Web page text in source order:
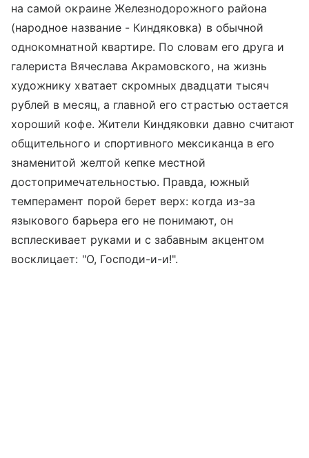
на самой окраине Железнодорожного района
(народное название - Киндяковка) в обычной
однокомнатной квартире. По словам его друга и
галериста Вячеслава Акрамовского, на жизнь
художнику хватает скромных двадцати тысяч
рублей в месяц, а главной его страстью остается
хороший кофе. Жители Киндяковки давно считают
общительного и спортивного мексиканца в его
знаменитой желтой кепке местной
достопримечательностью. Правда, южный
темперамент порой берет верх: когда из-за
языкового барьера его не понимают, он
всплескивает руками и с забавным акцентом
восклицает: "О, Господи-и-и!".